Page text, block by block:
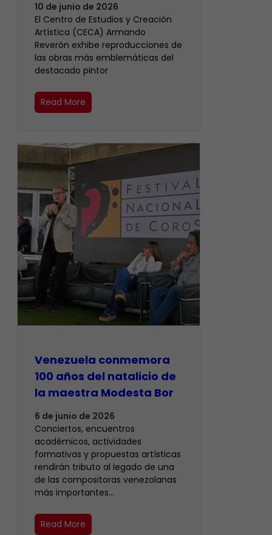
10 de junio de 2026
El Centro de Estudios y Creación
Artística (CECA) Armando
Reverón exhibe reproducciones de
las obras más emblemáticas del
destacado pintor
Read More
Venezuela conmemora
100 años del natalicio de
la maestra Modesta Bor
6 de junio de 2026
Conciertos, encuentros
académicos, actividades
formativas y propuestas artísticas
rendirán tributo al legado de una
de las compositoras venezolanas
más importantes…
Read More